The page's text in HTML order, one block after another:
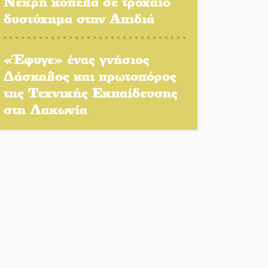
παγκόσμια Σπαρτιατόπουλα
«Ρίζες και Ρεύματα» στο
Ξηροκάμπι με Ίκαρη και
Ζερβάκη
δυστύχημα στην Απιδιά
«Έφυγε» ένας γνήσιος
Δάσκαλος και πρωτοπόρος
της Τεχνικής Εκπαίδευσης
στη Λακωνία